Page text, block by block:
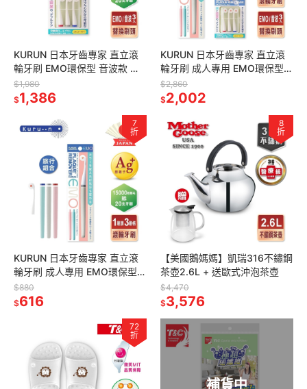
KURUN 日本牙齒專家 直立滾
輪牙刷 EMO環保型 音波款 通
用替換刷頭3入/盒
$1,980
$1,386
KURUN 日本牙齒專家 直立滾
輪牙刷 成人專用 EMO環保型
替換刷頭組禮盒
$2,860
$2,002
7
折
KURUN 日本牙齒專家 直立滾
輪牙刷 成人專用 EMO環保型
旅行刷柄組合
$880
$616
8
折
【美國鵝媽媽】凱瑞316不鏽鋼
茶壺2.6L + 送歐式沖泡茶壺
$4,470
$3,576
72
折
補貨中